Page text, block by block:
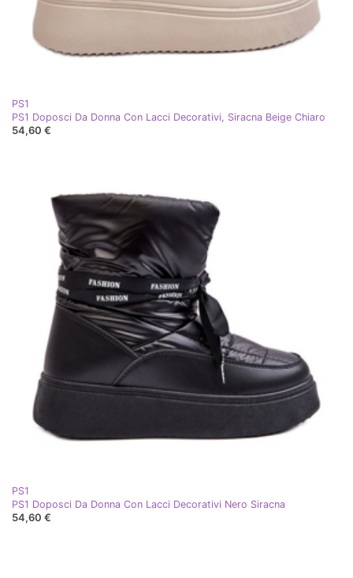
PS1
PS1 Doposci Da Donna Con Lacci Decorativi, Siracna Beige Chiaro
54,60 €
PS1
PS1 Doposci Da Donna Con Lacci Decorativi Nero Siracna
54,60 €